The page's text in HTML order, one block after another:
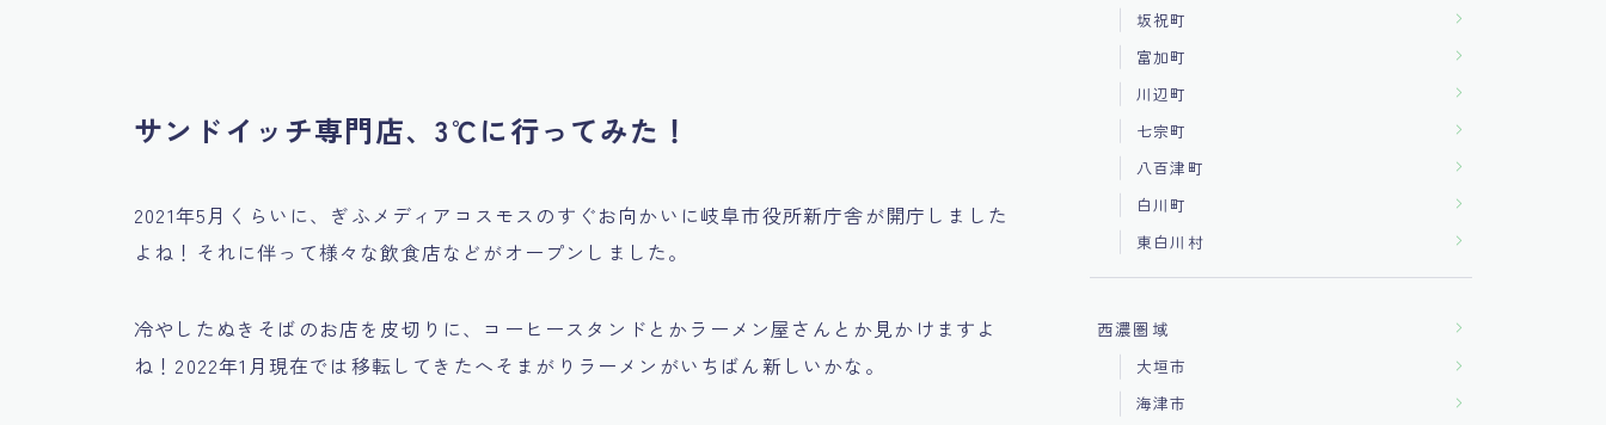
サンドイッチ専門店、3℃に行ってみた！
2021年5月くらいに、ぎふメディアコスモスのすぐお向かいに岐阜市役所新庁舎が開庁しました
よね！それに伴って様々な飲食店などがオープンしました。
冷やしたぬきそばのお店を皮切りに、コーヒースタンドとかラーメン屋さんとか見かけますよ
ね！2022年1月現在では移転してきたへそまがりラーメンがいちばん新しいかな。
坂祝町
富加町
川辺町
七宗町
八百津町
白川町
東白川村
西濃圏域
大垣市
海津市